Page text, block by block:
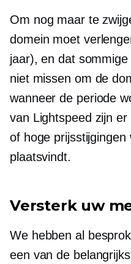
Om nog maar te
domein moet
jaar), en dat
niet missen om de
wanneer de periode
van Lightspeed zijn
of hoge
plaatsvindt.
Versterk uw
We hebben al
een van de